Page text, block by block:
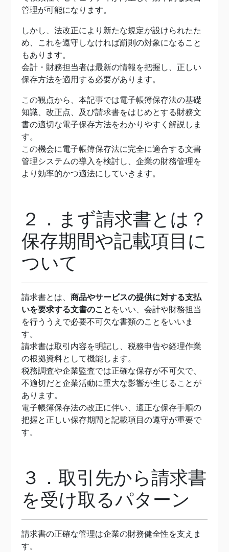
管理が可能になります。
しかし、法改正により新たな規定が設けられたた
め、これを遵守しなければ罰則の対象になること
もあります。
会計・財務担当者は最新の情報を把握し、正しい
保存方法を適用する必要があります。
この観点から、本記事では電子帳簿保存法の基礎
知識、改正点、及び請求書をはじめとする財務文
書の適切な電子保存方法をわかりやすく解説しま
す。
この機会に電子帳簿保存法に完全に適合する文書
管理システムの導入を検討し、企業の財務管理を
より効率的かつ適法にしていきます。
２．まず請求書とは？
保存期間や記載項目に
ついて
請求書とは、 商品やサービスの提供に対する支払
いを要求する文書のこと をいい、会計や財務担当
を行ううえで必要不可欠な書類のことをいいま
す。
請求書は取引内容を明記し、税務申告や経理作業
の根拠資料として機能します。
税務調査や企業監査では正確な保存が不可欠で、
不適切だと企業活動に重大な影響が生じることが
あります。
電子帳簿保存法の改正に伴い、適正な保存手順の
把握と正しい保存期間と記載項目の遵守が重要で
す。
３．取引先から請求書
を受け取るパターン
請求書の正確な管理は企業の財務健全性を支えま
す。